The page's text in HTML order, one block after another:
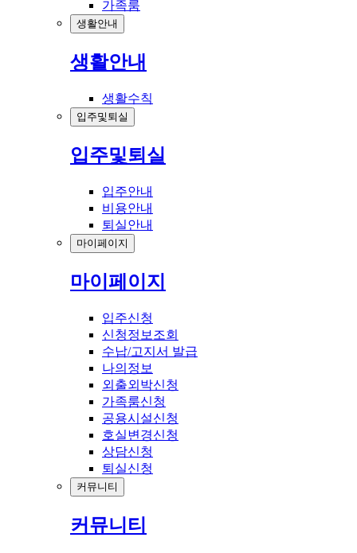
가족룸
생활안내
생활안내
생활수칙
입주및퇴실
입주및퇴실
입주안내
비용안내
퇴실안내
마이페이지
마이페이지
입주신청
신청정보조회
수납/고지서 발급
나의정보
외출외박신청
가족룸신청
공용시설신청
호실변경신청
상담신청
퇴실신청
커뮤니티
커뮤니티